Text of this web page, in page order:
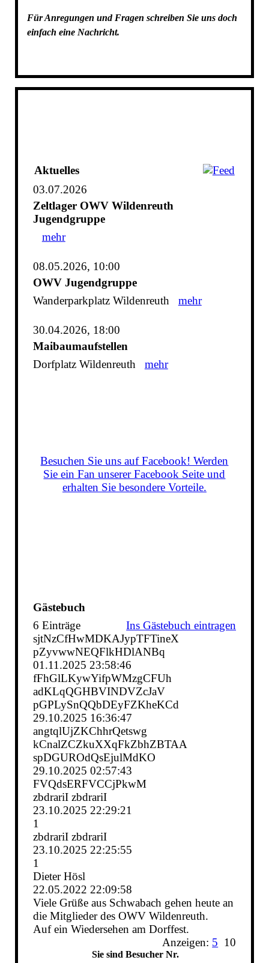
Für Anregungen und Fragen schreiben Sie uns doch
einfach eine Nachricht.
Aktuelles
03.07.2026
Zeltlager OWV Wildenreuth
Jugendgruppe
mehr
08.05.2026, 10:00
OWV Jugendgruppe
Wanderparkplatz Wildenreuth mehr
30.04.2026, 18:00
Maibaumaufstellen
Dorfplatz Wildenreuth mehr
Besuchen Sie uns auf Facebook! Werden
Sie ein Fan unserer Facebook Seite und
erhalten Sie besondere Vorteile.
Gästebuch
6 Einträge
Ins Gästebuch eintragen
sjtNzCfHwMDKAJypTFTineX
pZyvwwNEQFlkHDlANBq
01.11.2025 23:58:46
fFhGlLKywYifpWMzgCFUh
adKLqQGHBVINDVZcJaV
pGPLySnQQbDEyFZKheKCd
29.10.2025 16:36:47
angtqlUjZKChhrQetswg
kCnalZCZkuXXqFkZbhZBTAA
spDGUROdQsEjulMdKO
29.10.2025 02:57:43
FVQdsERFVCCjPkwM
zbdrariI zbdrariI
23.10.2025 22:29:21
1
zbdrariI zbdrariI
23.10.2025 22:25:55
1
Dieter Hösl
22.05.2022 22:09:58
Viele Grüße aus Schwabach gehen heute an
die Mitglieder des OWV Wildenreuth.
Auf ein Wiedersehen am Dorffest.
Anzeigen: 5 10
Sie sind Besucher Nr.